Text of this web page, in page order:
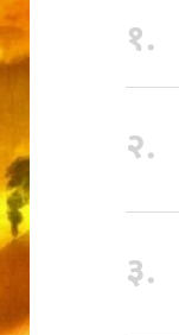
१.
२.
३.